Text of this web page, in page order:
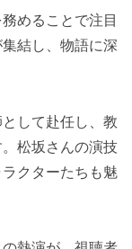
めることで注目
結し、物語に深
して赴任し、教
松坂さんの演技
クターたちも魅